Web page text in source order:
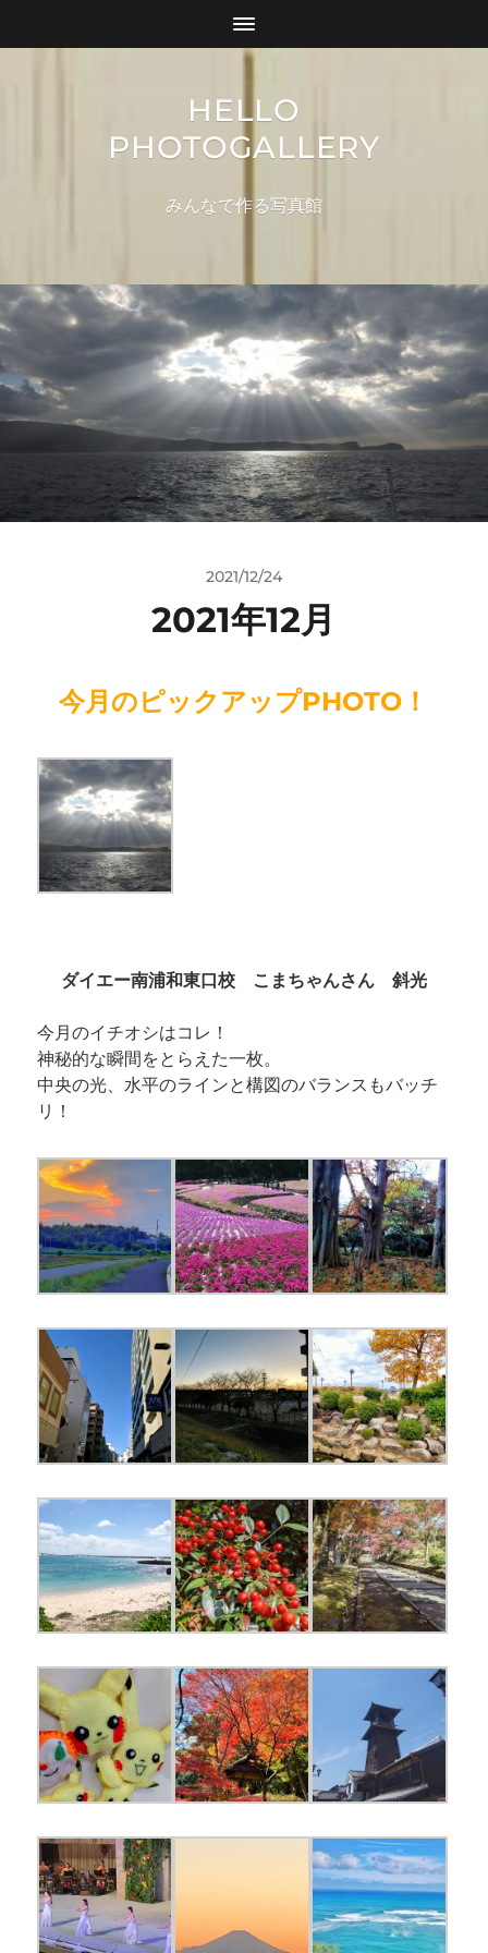
HELLO
PHOTOGALLERY
みんなで作る写真館
2021/12/24
2021年12月
今月のピックアップPHOTO！
ダイエー南浦和東口校 こまちゃんさん 斜光
今月のイチオシはコレ！
神秘的な瞬間をとらえた一枚。
中央の光、水平のラインと構図のバランスもバッチ
リ！